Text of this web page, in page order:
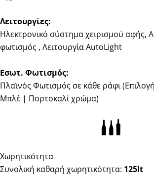
Λειτουργίες:
Ηλεκτρονικό σύστημα χειρισμού αφής,
φωτισμός , Λειτουργία AutoLight
Εσωτ. Φωτισμός:
Πλαϊνός Φωτισμός σε κάθε ράφι
Μπλέ | Πορτοκαλί χρώμα)
Χωρητικότητα
Συνολική καθαρή χωρητικότητα: 125lt